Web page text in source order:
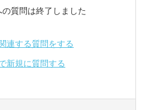
質問は終了しました
連する質問をする
新規に質問する